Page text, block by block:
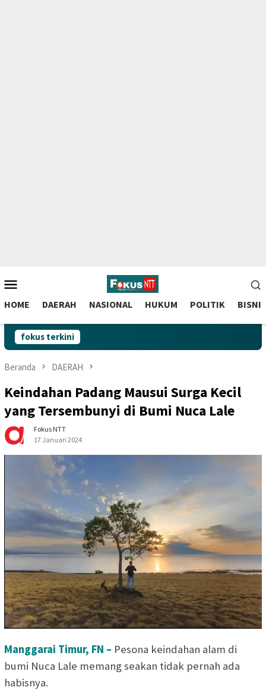
to
contentMobile
HOME DAERAH NASIONAL HUKUM POLITIK BISNIS
fokus terkini
Beranda DAERAH
Keindahan Padang Mausui Surga Kecil
yang Tersembunyi di Bumi Nuca Lale
Fokus NTT
17 Januari 2024
Manggarai Timur, FN – Pesona keindahan alam di
bumi Nuca Lale memang seakan tidak pernah ada
habisnya.